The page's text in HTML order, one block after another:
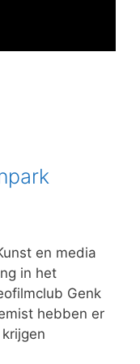
en media
in het
Genk
hebben er